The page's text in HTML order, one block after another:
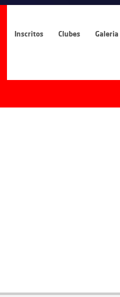
Inscritos Clubes Galeria